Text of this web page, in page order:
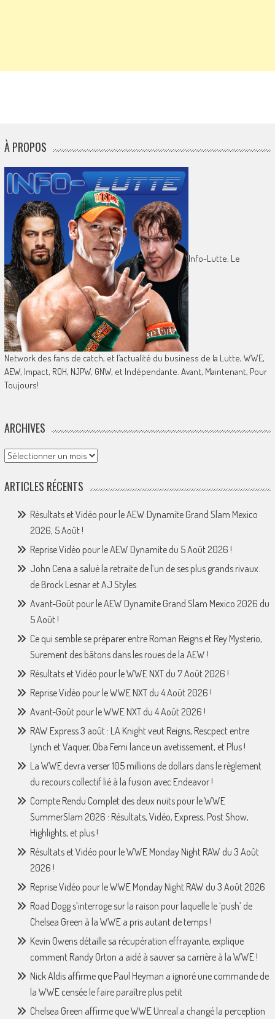
À PROPOS
Info-Lutte. Le
Network des fans de catch, et l’actualité du business de la Lutte, WWE,
AEW, Impact, ROH, NJPW, GNW, et Indépendante. Avant, Maintenant, Pour
Toujours!
ARCHIVES
Archives
ARTICLES RÉCENTS
Résultats et Vidéo pour le AEW Dynamite Grand Slam Mexico
2026, 5 Août !
Reprise Vidéo pour le AEW Dynamite du 5 Août 2026 !
John Cena a salué la retraite de l’un de ses plus grands rivaux.
de Brock Lesnar et AJ Styles
Avant-Goût pour le AEW Dynamite Grand Slam Mexico 2026 du
5 Août !
Ce qui semble se préparer entre Roman Reigns et Rey Mysterio,
Surement des bâtons dans les roues de la AEW !
Résultats et Vidéo pour le WWE NXT du 7 Août 2026 !
Reprise Vidéo pour le WWE NXT du 4 Août 2026 !
Avant-Goût pour le WWE NXT du 4 Août 2026 !
RAW Express 3 août : LA Knight veut Reigns, Rescpect entre
Lynch et Vaquer, Oba Femi lance un avetissement, et Plus !
La WWE devra verser 105 millions de dollars dans le règlement
du recours collectif lié à la fusion avec Endeavor !
Compte Rendu Complet des deux nuits pour le WWE
SummerSlam 2026 : Résultats, Vidéo, Express, Post Show,
Highlights, et plus !
Résultats et Vidéo pour le WWE Monday Night RAW du 3 Août
2026 !
Reprise Vidéo pour le WWE Monday Night RAW du 3 Août 2026
Road Dogg s’interroge sur la raison pour laquelle le ‘push’ de
Chelsea Green à la WWE a pris autant de temps !
Kevin Owens détaille sa récupération effrayante, explique
comment Randy Orton a aidé à sauver sa carrière à la WWE !
Nick Aldis affirme que Paul Heyman a ignoré une commande de
la WWE censée le faire paraître plus petit
Chelsea Green affirme que WWE Unreal a changé la perception